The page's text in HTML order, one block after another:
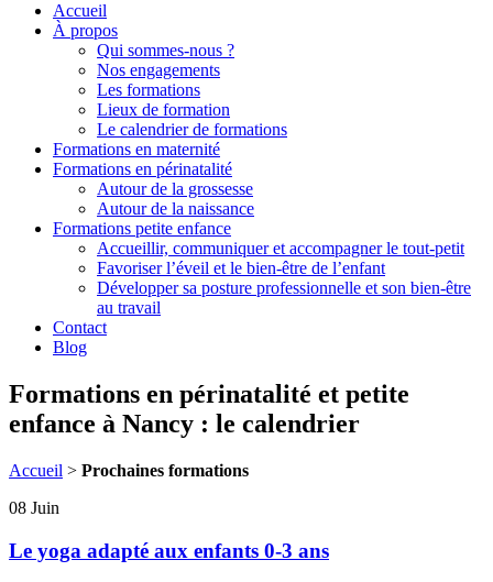
Accueil
À propos
Qui sommes-nous ?
Nos engagements
Les formations
Lieux de formation
Le calendrier de formations
Formations en maternité
Formations en périnatalité
Autour de la grossesse
Autour de la naissance
Formations petite enfance
Accueillir, communiquer et accompagner le tout-petit
Favoriser l’éveil et le bien-être de l’enfant
Développer sa posture professionnelle et son bien-être
au travail
Contact
Blog
Formations en périnatalité et petite
enfance à Nancy : le calendrier
Accueil > Prochaines formations
08 Juin
Le yoga adapté aux enfants 0-3 ans